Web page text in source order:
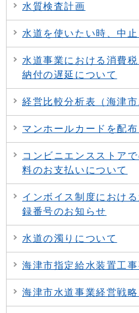
水質検査計画
水道を使いたい時、中
水道事業における消費
納付の遅延について
経営比較分析表（海津市
マンホールカードを配
コンビニエンスストア
料のお支払いについて
インボイス制度におけ
録番号のお知らせ
水道の濁りについて
海津市指定給水装置工
海津市水道事業経営戦略